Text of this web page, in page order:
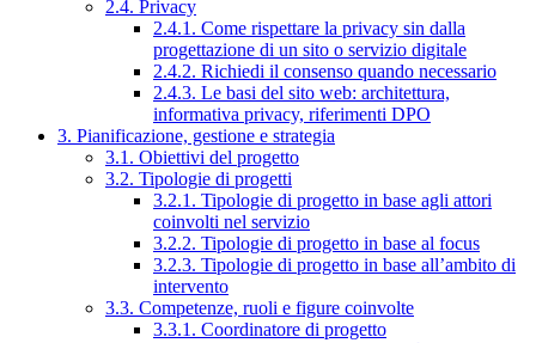
2.4. Privacy
2.4.1. Come rispettare la privacy sin dalla
progettazione di un sito o servizio digitale
2.4.2. Richiedi il consenso quando necessario
2.4.3. Le basi del sito web: architettura,
informativa privacy, riferimenti DPO
3. Pianificazione, gestione e strategia
3.1. Obiettivi del progetto
3.2. Tipologie di progetti
3.2.1. Tipologie di progetto in base agli attori
coinvolti nel servizio
3.2.2. Tipologie di progetto in base al focus
3.2.3. Tipologie di progetto in base all’ambito di
intervento
3.3. Competenze, ruoli e figure coinvolte
3.3.1. Coordinatore di progetto